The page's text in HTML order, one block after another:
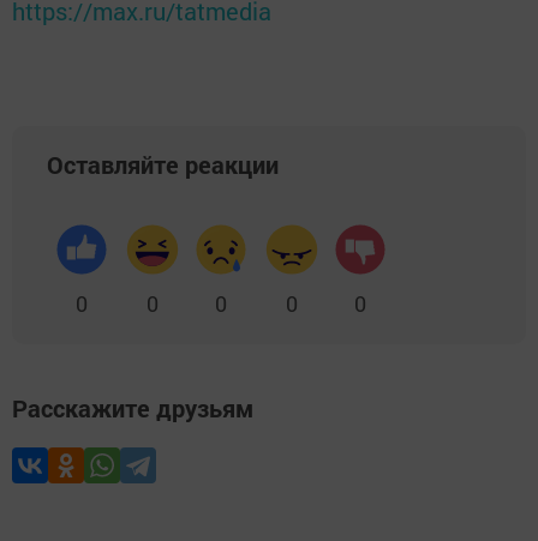
https://max.ru/tatmedia
Оставляйте реакции
0 0 0 0 0
Расскажите друзьям